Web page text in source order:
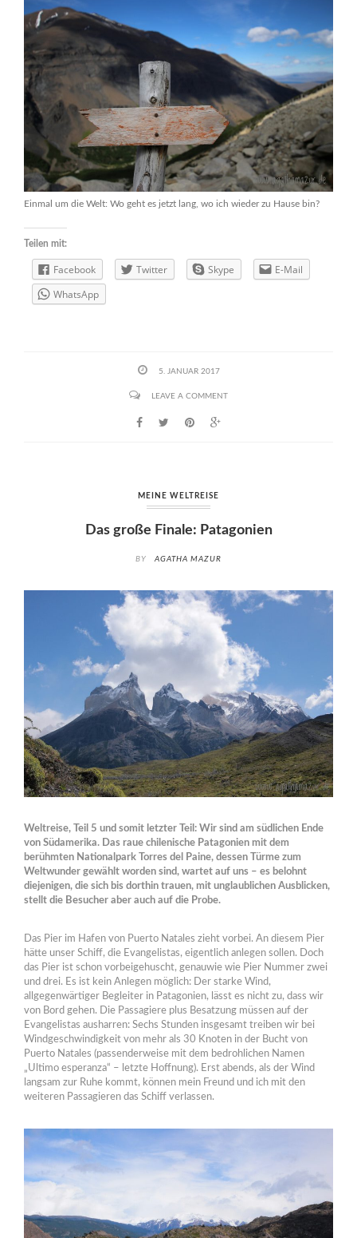
Einmal um die Welt: Wo geht es jetzt lang, wo ich wieder zu Hause bin?
Teilen mit:
Facebook Twitter Skype
E-Mail
WhatsApp
5. JANUAR 2017
LEAVE A COMMENT
MEINE WELTREISE
Das große Finale: Patagonien
BY AGATHA MAZUR
Weltreise, Teil 5 und somit letzter Teil: Wir sind am südlichen Ende
von Südamerika. Das raue chilenische Patagonien mit dem
berühmten Nationalpark Torres del Paine, dessen Türme zum
Weltwunder gewählt worden sind, wartet auf uns – es belohnt
diejenigen, die sich bis dorthin trauen, mit unglaublichen Ausblicken,
stellt die Besucher aber auch auf die Probe.
Das Pier im Hafen von Puerto Natales zieht vorbei. An diesem Pier
hätte unser Schiff, die Evangelistas, eigentlich anlegen sollen. Doch
das Pier ist schon vorbeigehuscht, genauwie wie Pier Nummer zwei
und drei. Es ist kein Anlegen möglich: Der starke Wind,
allgegenwärtiger Begleiter in Patagonien, lässt es nicht zu, dass wir
von Bord gehen. Die Passagiere plus Besatzung müssen auf der
Evangelistas ausharren: Sechs Stunden insgesamt treiben wir bei
Windgeschwindigkeit von mehr als 30 Knoten in der Bucht von
Puerto Natales (passenderweise mit dem bedrohlichen Namen
„Ultimo esperanza“ – letzte Hoffnung). Erst abends, als der Wind
langsam zur Ruhe kommt, können mein Freund und ich mit den
weiteren Passagieren das Schiff verlassen.